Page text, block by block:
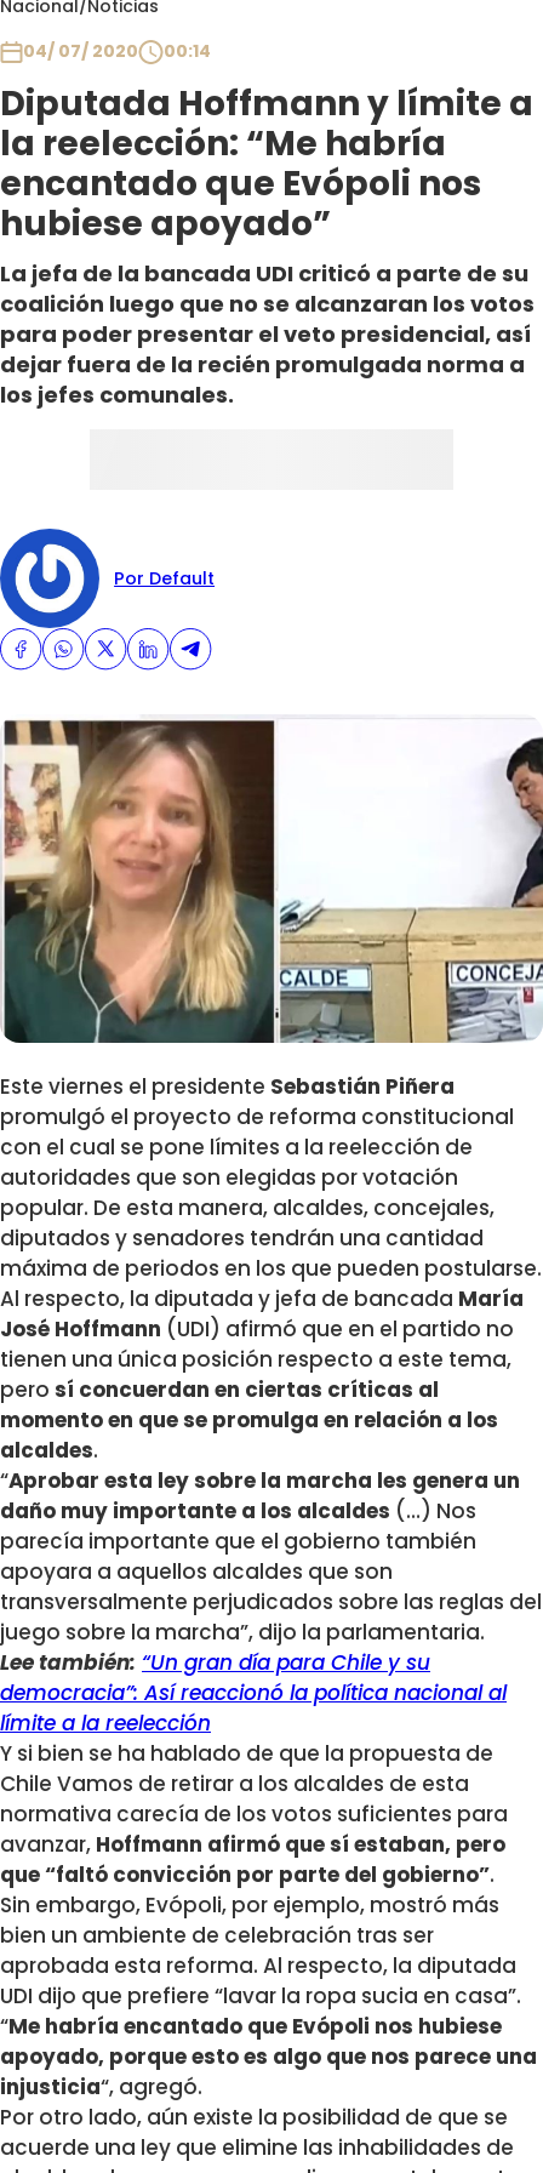
Nacional/Noticias
04/ 07/ 2020
00:14
Diputada Hoffmann y límite a
la reelección: “Me habría
encantado que Evópoli nos
hubiese apoyado”
La jefa de la bancada UDI criticó a parte de su
coalición luego que no se alcanzaran los votos
para poder presentar el veto presidencial, así
dejar fuera de la recién promulgada norma a
los jefes comunales.
Por Default
Este viernes el presidente Sebastián Piñera
promulgó el proyecto de reforma constitucional
con el cual se pone límites a la reelección de
autoridades que son elegidas por votación
popular. De esta manera, alcaldes, concejales,
diputados y senadores tendrán una cantidad
máxima de periodos en los que pueden postularse.
Al respecto, la diputada y jefa de bancada María
José Hoffmann (UDI) afirmó que en el partido no
tienen una única posición respecto a este tema,
pero sí concuerdan en ciertas críticas al
momento en que se promulga en relación a los
alcaldes.
“Aprobar esta ley sobre la marcha les genera un
daño muy importante a los alcaldes (…) Nos
parecía importante que el gobierno también
apoyara a aquellos alcaldes que son
transversalmente perjudicados sobre las reglas del
juego sobre la marcha”, dijo la parlamentaria.
Lee también: “Un gran día para Chile y su
democracia”: Así reaccionó la política nacional al
límite a la reelección
Y si bien se ha hablado de que la propuesta de
Chile Vamos de retirar a los alcaldes de esta
normativa carecía de los votos suficientes para
avanzar, Hoffmann afirmó que sí estaban, pero
que “faltó convicción por parte del gobierno”.
Sin embargo, Evópoli, por ejemplo, mostró más
bien un ambiente de celebración tras ser
aprobada esta reforma. Al respecto, la diputada
UDI dijo que prefiere “lavar la ropa sucia en casa”.
“Me habría encantado que Evópoli nos hubiese
apoyado, porque esto es algo que nos parece una
injusticia“, agregó.
Por otro lado, aún existe la posibilidad de que se
acuerde una ley que elimine las inhabilidades de
Club De La Comedia
Contigo en Directo
Plan Perfecto
El Tiempo
Sabingo
Todos Los Programas